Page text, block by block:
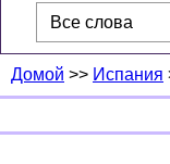
Домой >> Испания